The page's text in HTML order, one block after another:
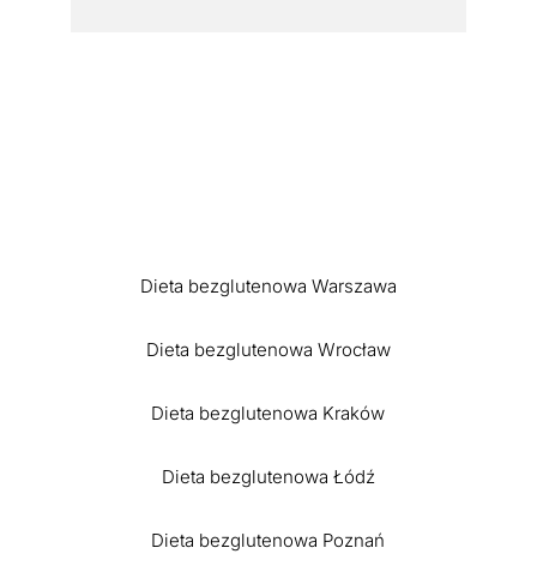
Dieta bezglutenowa Warszawa
Dieta bezglutenowa Wrocław
Dieta bezglutenowa Kraków
Dieta bezglutenowa Łódź
Dieta bezglutenowa Poznań